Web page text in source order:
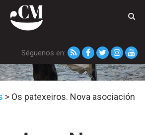
Séguenos en:
Novas
> Os patexeiros. Nova asociación